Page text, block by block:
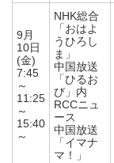
9月
10日
(金)
7:45
～
11:25
～
15:40
～
NHK総合
「おはよ
うひろし
ま」
中国放送
「ひるお
び」内
RCCニュ
ース
中国放送
「イマナ
マ！」